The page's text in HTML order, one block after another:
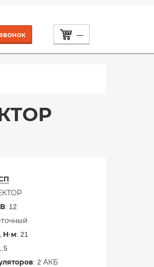
—
: 12
Н·м: 21
: 2 АКБ